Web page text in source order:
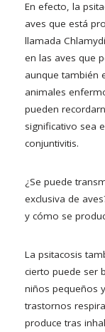
En efecto, la
aves que está
llamada
en las aves que
aunque también
animales
pueden
significativo sea
conjuntivitis.
¿Se puede
exclusiva de
y cómo se
La psitacosis
cierto puede ser
niños pequeños
trastornos
produce tras